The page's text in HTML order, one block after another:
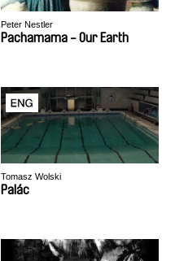
Peter Nestler
Pachamama - Our Earth
Tomasz Wolski
Palác